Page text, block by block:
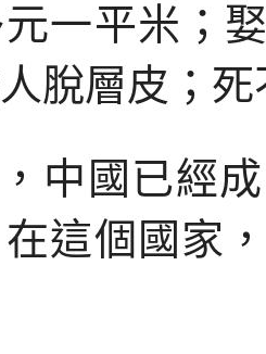
一平米；
脫層皮；
中國已經
這個國家